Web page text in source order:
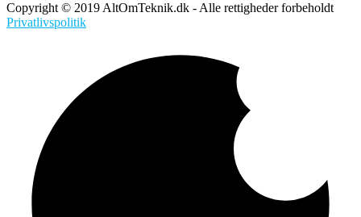
Copyright © 2019 AltOmTeknik.dk - Alle rettigheder forbeholdt
Privatlivspolitik